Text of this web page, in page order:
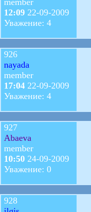
12:09 22-09-2009
Уважение: 4
926
nayada
member
17:04 22-09-2009
Уважение: 4
927
Abaeva
member
10:50 24-09-2009
Уважение: 0
928